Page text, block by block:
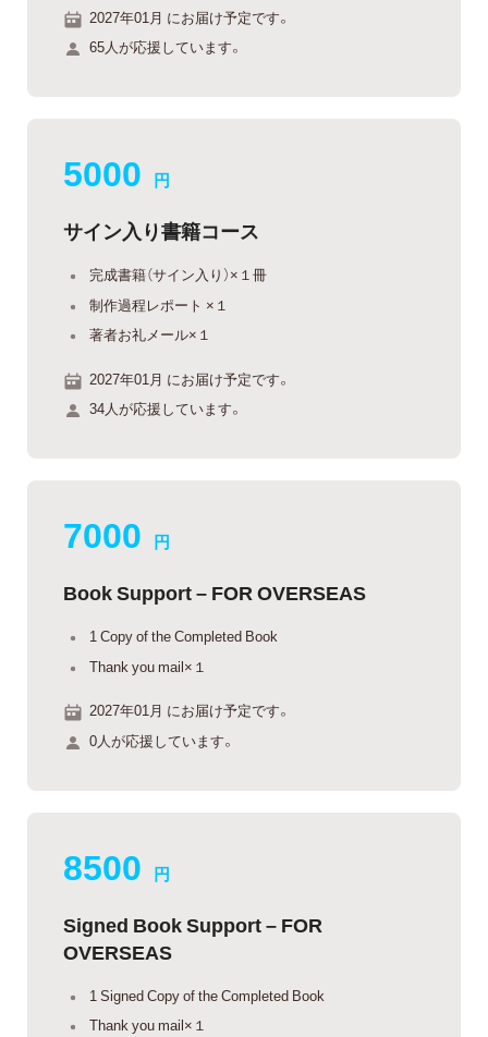
2027年01月 にお届け予定です。
65人が応援しています。
5000 円
サイン入り書籍コース
完成書籍（サイン入り）×１冊
制作過程レポート ×１
著者お礼メール×１
2027年01月 にお届け予定です。
34人が応援しています。
7000 円
Book Support – FOR OVERSEAS
1 Copy of the Completed Book
Thank you mail×１
2027年01月 にお届け予定です。
0人が応援しています。
8500 円
Signed Book Support – FOR
OVERSEAS
1 Signed Copy of the Completed Book
Thank you mail×１